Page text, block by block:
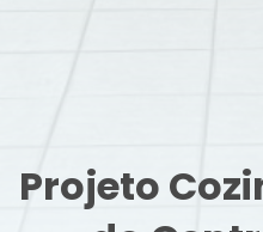
Projeto